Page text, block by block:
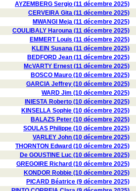
AYZEMBERG Sergio (11 décembre 2025)
CERVEIRA Gita (11 décembre 2025)
MWANGI Meja (11 décembre 2025)
COULIBALY Harouna (11 décembre 2025)
EMMERT Louis (11 décembre 2025)
KLEIN Susana (11 décembre 2025)
BEDFORD Jean (11 décembre 2025)
McVARTY Ernest (11 décembre 2025)
BOSCO Mauro (10 décembre 2025)
GARCIA Jeffrey (10 décembre 2025)
WARD Jim (10 décembre 2025)
INIESTA Roberto (10 décembre 2025)
KINSELLA Sophie (10 décembre 2025)
BALAZS Peter (10 décembre 2025)
SOULAS Philippe (10 décembre 2025)
VARLEY John (10 décembre 2025)
THORNTON Edward (10 décembre 2025)
De GOUSTINE Luc (10 décembre 2025)
GREGOIRE Richard (10 décembre 2025)
KONDOR Robbie (10 décembre 2025)
PICARD Béatrice (9 décembre 2025)